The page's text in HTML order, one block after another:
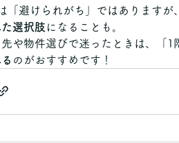
「避けられがち」ではありますが、
選択肢 になることも。
や物件選びで迷ったときは、「1
のがおすすめです！